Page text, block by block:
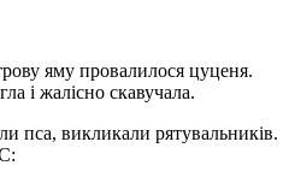
яму провалилося цуценя.
і жалісно скавучала.
пса, викликали рятувальників.